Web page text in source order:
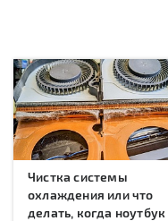
Чистка системы
охлаждения или что
делать, когда ноутбук